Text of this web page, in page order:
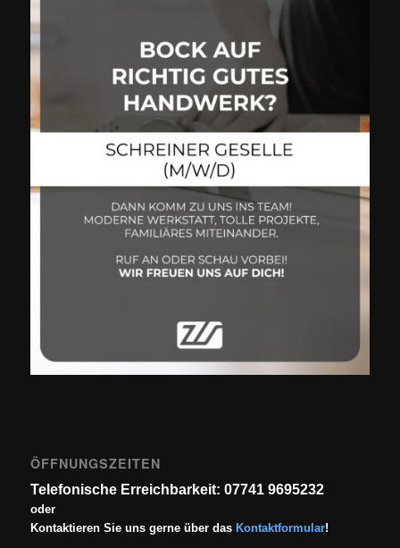
ÖFFNUNGSZEITEN
Telefonische Erreichbarkeit: 07741 9695232
oder
Kontaktieren Sie uns gerne über das Kontaktformular!